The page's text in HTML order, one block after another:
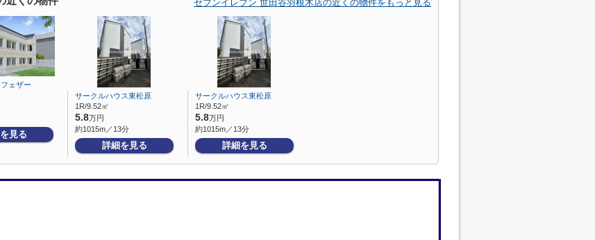
セブンイレブン 世田谷羽根木店の近くの物件をもっと見る
ェザー
見る
サークルハウス東松原
1R/9.52㎡
5.8万円
約1015m／13分
詳細を見る
サークルハウス東松原
1R/9.52㎡
5.8万円
約1015m／13分
詳細を見る